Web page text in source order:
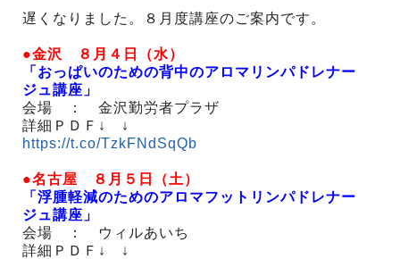
遅くなりました。８月度講座のご案内です。
●金沢 ８月４日（水）
「おっぱいのための背中のアロマリンパドレナー
ジュ講座」
会場 ： 金沢勤労者プラザ
詳細ＰＤＦ↓ ↓
https://t.co/TzkFNdSqQb
●名古屋 ８月５日（土）
「浮腫軽減のためのアロマフットリンパドレナー
ジュ講座」
会場 ： ウィルあいち
詳細ＰＤＦ↓ ↓